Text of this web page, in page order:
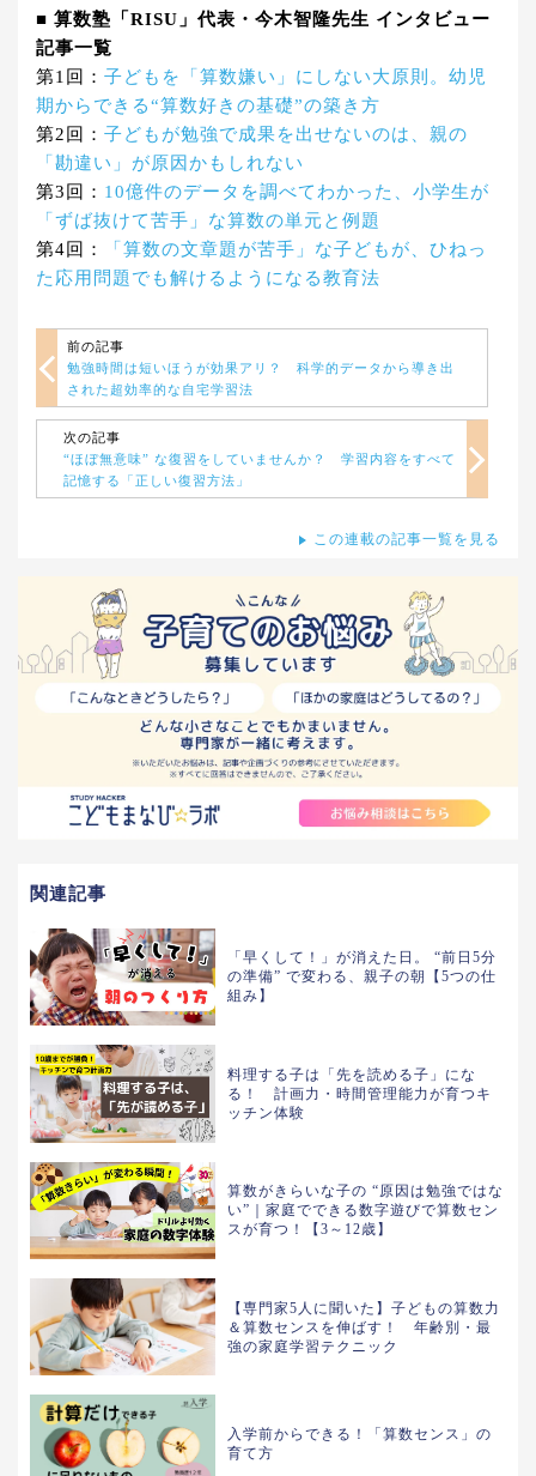
■ 算数塾「RISU」代表・今木智隆先生 インタビュー
記事一覧
第1回： 子どもを「算数嫌い」にしない大原則。幼児
期からできる“算数好きの基礎”の築き方
第2回： 子どもが勉強で成果を出せないのは、親の
「勘違い」が原因かもしれない
第3回： 10億件のデータを調べてわかった、小学生が
「ずば抜けて苦手」な算数の単元と例題
第4回：
「算数の文章題が苦手」な子どもが、ひねっ
た応用問題でも解けるようになる教育法
前の記事
勉強時間は短いほうが効果アリ？ 科学的データから導き出
された超効率的な自宅学習法
次の記事
“ほぼ無意味” な復習をしていませんか？ 学習内容をすべて
記憶する「正しい復習方法」
この連載の記事一覧を見る
関連記事
「早くして！」が消えた日。 “前日5分
の準備” で変わる、親子の朝【5つの仕
組み】
料理する子は「先を読める子」にな
る！ 計画力・時間管理能力が育つキ
ッチン体験
算数がきらいな子の “原因は勉強ではな
い”｜家庭でできる数字遊びで算数セン
スが育つ！【3～12歳】
【専門家5人に聞いた】子どもの算数力
＆算数センスを伸ばす！ 年齢別・最
強の家庭学習テクニック
入学前からできる！「算数センス」の
育て方